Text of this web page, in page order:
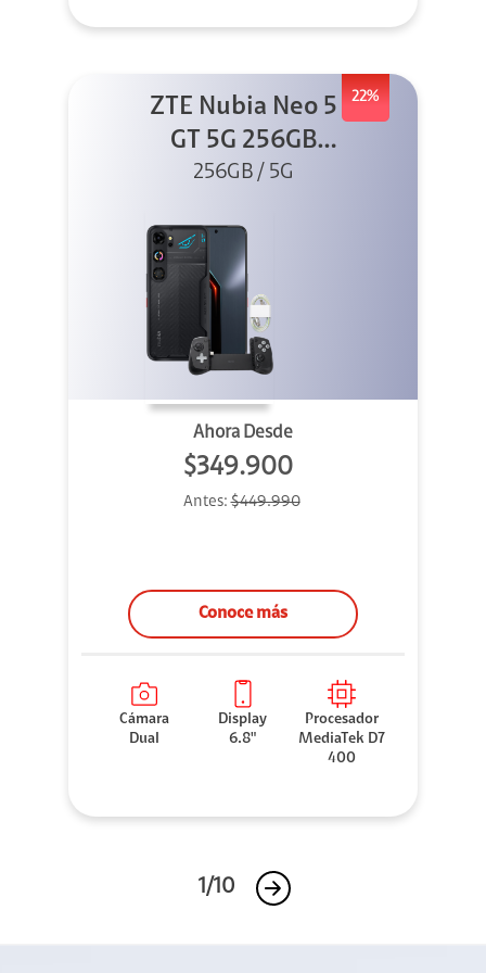
22%
ZTE Nubia Neo 5
GT 5G 256GB
Negro + GPAD +
256GB / 5G
Ahora Desde
$349.900
Antes:$449.990
Conoce más
Cámara
Dual
Display
6.8"
Procesador
MediaTek D7
400
1/10